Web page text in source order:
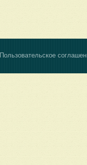
Пользовательское